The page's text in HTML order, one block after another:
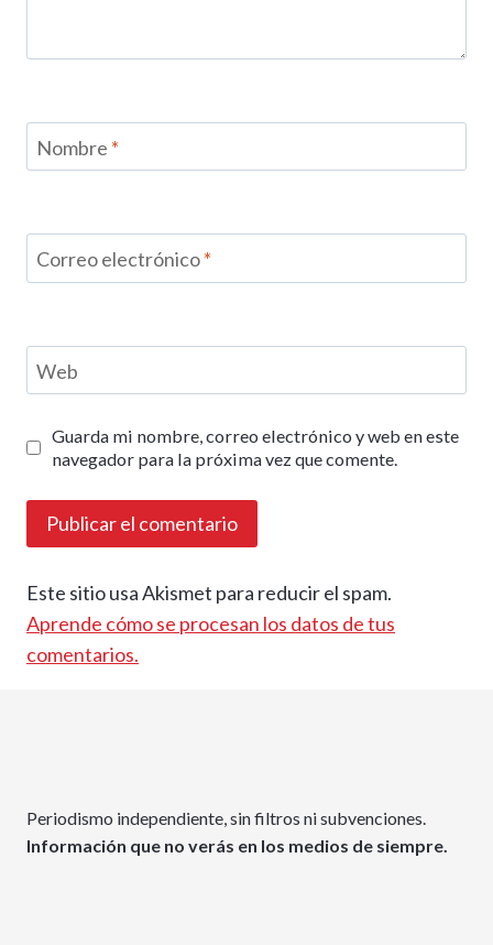
Nombre *
Correo electrónico*
Web
Guarda mi nombre, correo electrónico y web en este
navegador para la próxima vez que comente.
Este sitio usa Akismet para reducir el spam.
Aprende cómo se procesan los datos de tus
comentarios.
Periodismo independiente, sin filtros ni subvenciones.
Información que no verás en los medios de siempre.